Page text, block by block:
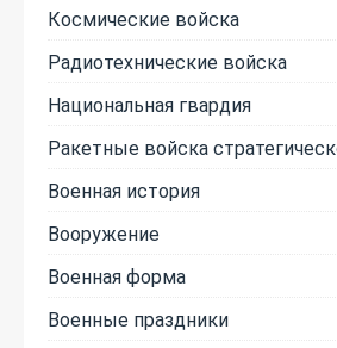
Космические войска
Радиотехнические войска
Национальная гвардия
Ракетные войска
Военная история
Вооружение
Военная форма
Военные праздники